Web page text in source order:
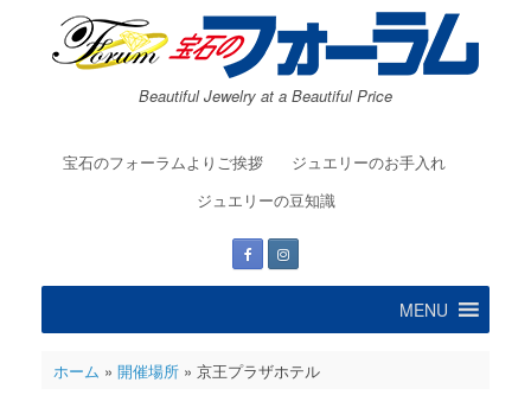
Beautiful Jewelry at a Beautiful Price
宝石のフォーラムよりご挨拶
ジュエリーのお手入れ
ジュエリーの豆知識
MENU
ホーム » 開催場所» 京王プラザホテル